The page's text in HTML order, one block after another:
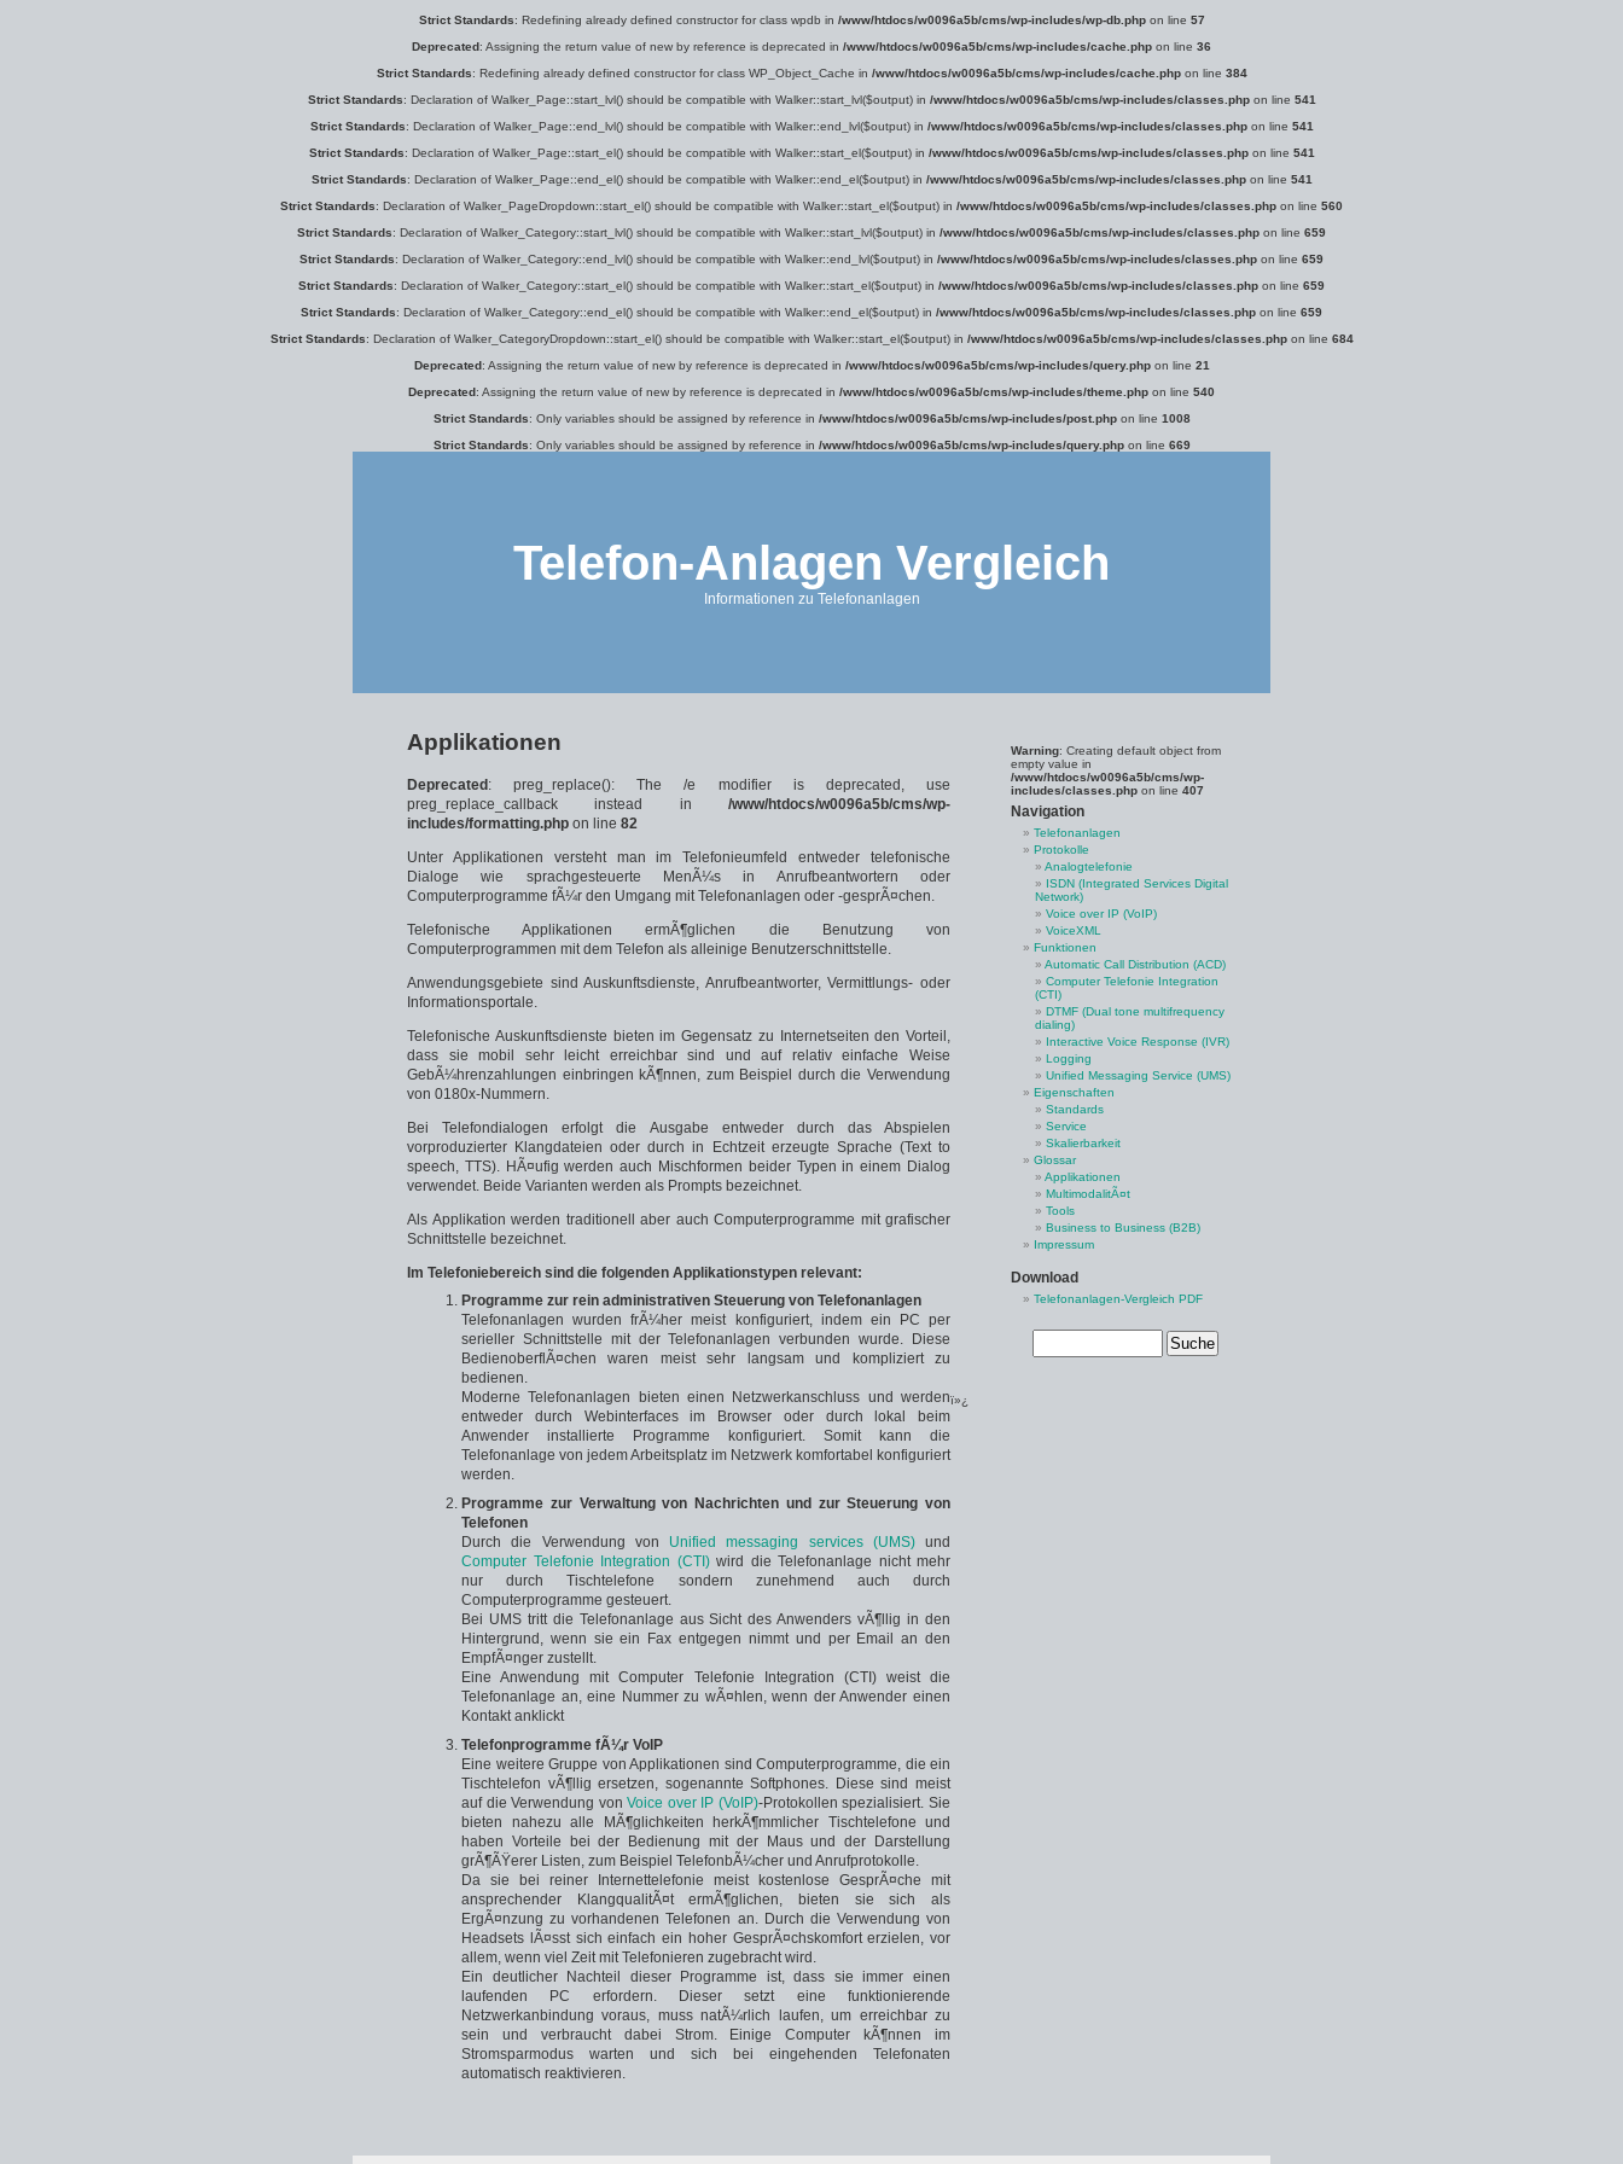
Strict Standards: Redefining already defined constructor for class wpdb in /www/htdocs/w0096a5b/cms/wp-includes/wp-db.phpon line 57
Deprecated: Assigning the return value of new by reference is deprecated in /www/htdocs/w0096a5b/cms/wp-includes/cache.php on line 36
Strict Standards: Redefining already defined constructor for class WP_Object_Cache in /www/htdocs/w0096a5b/cms/wp-includes/cache.phpon line 384
Strict Standards: Declaration of Walker_Page::start_lvl() should be compatible with Walker::start_lvl($output) in /www/htdocs/w0096a5b/cms/wp-includes/classes.phpon line 541
Strict Standards: Declaration of Walker_Page::end_lvl() should be compatible with Walker::end_lvl($output) in /www/htdocs/w0096a5b/cms/wp-includes/classes.phpon line 541
Strict Standards: Declaration of Walker_Page::start_el() should be compatible with Walker::start_el($output) in /www/htdocs/w0096a5b/cms/wp-includes/classes.phpon line 541
Strict Standards: Declaration of Walker_Page::end_el() should be compatible with Walker::end_el($output) in /www/htdocs/w0096a5b/cms/wp-includes/classes.phpon line 541
Strict Standards: Declaration of Walker_PageDropdown::start_el() should be compatible with Walker::start_el($output) in /www/htdocs/w0096a5b/cms/wp-includes/classes.php on line 560
Strict Standards: Declaration of Walker_Category::start_lvl() should be compatible with Walker::start_lvl($output) in /www/htdocs/w0096a5b/cms/wp-includes/classes.php on line 659
Strict Standards: Declaration of Walker_Category::end_lvl() should be compatible with Walker::end_lvl($output) in /www/htdocs/w0096a5b/cms/wp-includes/classes.php on line 659
Strict Standards: Declaration of Walker_Category::start_el() should be compatible with Walker::start_el($output) in /www/htdocs/w0096a5b/cms/wp-includes/classes.php on line 659
Strict Standards: Declaration of Walker_Category::end_el() should be compatible with Walker::end_el($output) in /www/htdocs/w0096a5b/cms/wp-includes/classes.php on line 659
Strict Standards: Declaration of Walker_CategoryDropdown::start_el() should be compatible with Walker::start_el($output) in /www/htdocs/w0096a5b/cms/wp-includes/classes.phpon line 684
Deprecated: Assigning the return value of new by reference is deprecated in /www/htdocs/w0096a5b/cms/wp-includes/query.phpon line 21
Deprecated: Assigning the return value of new by reference is deprecated in /www/htdocs/w0096a5b/cms/wp-includes/theme.php on line 540
Strict Standards: Only variables should be assigned by reference in /www/htdocs/w0096a5b/cms/wp-includes/post.phpon line 1008
Strict Standards: Only variables should be assigned by reference in /www/htdocs/w0096a5b/cms/wp-includes/query.phpon line 669
Telefon-Anlagen Vergleich
Informationen zu Telefonanlagen
Applikationen
Deprecated : preg_replace(): The /e modifier is deprecated, use
preg_replace_callback instead in /www/htdocs/w0096a5b/cms/wp-
includes/formatting.php on line 82
Unter Applikationen versteht man im Telefonieumfeld entweder telefonische
Dialoge wie sprachgesteuerte MenÃ¼s in Anrufbeantwortern oder
Computerprogramme fÃ¼r den Umgang mit Telefonanlagen oder -gesprÃ¤chen.
Telefonische Applikationen ermÃ¶glichen die Benutzung von
Computerprogrammen mit dem Telefon als alleinige Benutzerschnittstelle.
Anwendungsgebiete sind Auskunftsdienste, Anrufbeantworter, Vermittlungs- oder
Informationsportale.
Telefonische Auskunftsdienste bieten im Gegensatz zu Internetseiten den Vorteil,
dass sie mobil sehr leicht erreichbar sind und auf relativ einfache Weise
GebÃ¼hrenzahlungen einbringen kÃ¶nnen, zum Beispiel durch die Verwendung
von 0180x-Nummern.
Bei Telefondialogen erfolgt die Ausgabe entweder durch das Abspielen
vorproduzierter Klangdateien oder durch in Echtzeit erzeugte Sprache (Text to
speech, TTS). HÃ¤ufig werden auch Mischformen beider Typen in einem Dialog
verwendet. Beide Varianten werden als Prompts bezeichnet.
Als Applikation werden traditionell aber auch Computerprogramme mit grafischer
Schnittstelle bezeichnet.
Im Telefoniebereich sind die folgenden Applikationstypen relevant:
Programme zur rein administrativen Steuerung von Telefonanlagen
Telefonanlagen wurden frÃ¼her meist konfiguriert, indem ein PC per
serieller Schnittstelle mit der Telefonanlagen verbunden wurde. Diese
BedienoberflÃ¤chen waren meist sehr langsam und kompliziert zu
bedienen.
Moderne Telefonanlagen bieten einen Netzwerkanschluss und werden
entweder durch Webinterfaces im Browser oder durch lokal beim
Anwender installierte Programme konfiguriert. Somit kann die
Telefonanlage von jedem Arbeitsplatz im Netzwerk komfortabel konfiguriert
werden.
Programme zur Verwaltung von Nachrichten und zur Steuerung von
Telefonen
Durch die Verwendung von Unified messaging services (UMS)und
Computer Telefonie Integration (CTI)wird die Telefonanlage nicht mehr
nur durch Tischtelefone sondern zunehmend auch durch
Computerprogramme gesteuert.
Bei UMS tritt die Telefonanlage aus Sicht des Anwenders vÃ¶llig in den
Hintergrund, wenn sie ein Fax entgegen nimmt und per Email an den
EmpfÃ¤nger zustellt.
Eine Anwendung mit Computer Telefonie Integration (CTI) weist die
Telefonanlage an, eine Nummer zu wÃ¤hlen, wenn der Anwender einen
Kontakt anklickt
Telefonprogramme fÃ¼r VoIP
Eine weitere Gruppe von Applikationen sind Computerprogramme, die ein
Tischtelefon vÃ¶llig ersetzen, sogenannte Softphones. Diese sind meist
auf die Verwendung vonVoice over IP (VoIP)-Protokollen spezialisiert. Sie
bieten nahezu alle MÃ¶glichkeiten herkÃ¶mmlicher Tischtelefone und
haben Vorteile bei der Bedienung mit der Maus und der Darstellung
grÃ¶ÃŸerer Listen, zum Beispiel TelefonbÃ¼cher und Anrufprotokolle.
Da sie bei reiner Internettelefonie meist kostenlose GesprÃ¤che mit
ansprechender KlangqualitÃ¤t ermÃ¶glichen, bieten sie sich als
ErgÃ¤nzung zu vorhandenen Telefonen an. Durch die Verwendung von
Headsets lÃ¤sst sich einfach ein hoher GesprÃ¤chskomfort erzielen, vor
allem, wenn viel Zeit mit Telefonieren zugebracht wird.
Ein deutlicher Nachteil dieser Programme ist, dass sie immer einen
laufenden PC erfordern. Dieser setzt eine funktionierende
Netzwerkanbindung voraus, muss natÃ¼rlich laufen, um erreichbar zu
sein und verbraucht dabei Strom. Einige Computer kÃ¶nnen im
Stromsparmodus warten und sich bei eingehenden Telefonaten
automatisch reaktivieren.
Warning: Creating default object from
empty value in
/www/htdocs/w0096a5b/cms/wp-
includes/classes.php on line 407
Navigation
Telefonanlagen
Protokolle
Analogtelefonie
ISDN (Integrated Services Digital
Network)
Voice over IP (VoIP)
VoiceXML
Funktionen
Automatic Call Distribution (ACD)
Computer Telefonie Integration
(CTI)
DTMF (Dual tone multifrequency
dialing)
Interactive Voice Response (IVR)
Logging
Unified Messaging Service (UMS)
Eigenschaften
Standards
Service
Skalierbarkeit
Glossar
Applikationen
MultimodalitÃ¤t
Tools
Business to Business (B2B)
Impressum
Download
Telefonanlagen-Vergleich PDF
ï»¿